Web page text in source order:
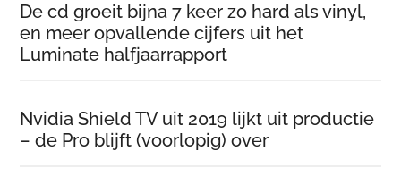
De cd groeit bijna 7 keer zo hard als vinyl,
en meer opvallende cijfers uit het
Luminate halfjaarrapport
Nvidia Shield TV uit 2019 lijkt uit productie
– de Pro blijft (voorlopig) over